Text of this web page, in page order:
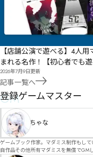
【店舗公演で遊べる】4人
まれる名作！【初心者でも遊
2026年7月9日更新
記事一覧へ
GM
登録ゲームマスター
ちゃな
ゲームブック作家。マダミス制作もし
自作品その他所有マダミスを無償でGM